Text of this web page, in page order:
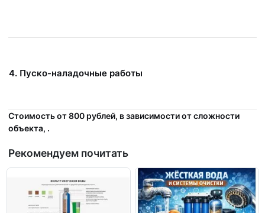
4. Пуско-наладочные работы
Стоимость от 800 рублей, в зависимости от сложности
объекта, .
Рекомендуем почитать